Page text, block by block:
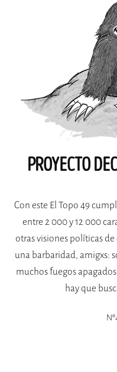
PROYECTO
Con este El Topo 49
entre 2 000 y 12 000
otras visiones políticas
una barbaridad, amigxs:
muchos fuegos
hay que